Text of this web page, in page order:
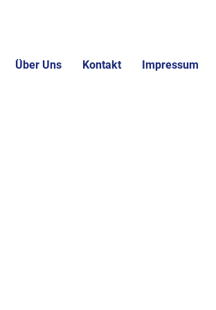
Über Uns Kontakt Impressum